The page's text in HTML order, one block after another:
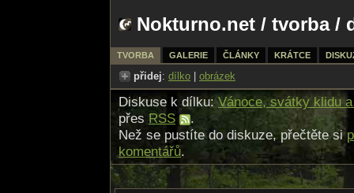
Nokturno.net / tvorba/
TVORBA GALERIE ČLÁNKY KRÁTCE
přidej: dílko obrázek
Diskuse k dílku:Vánoce, svátky klidu
přes RSS
.
Než se pustíte do diskuze, přečtěte si
komentářů.